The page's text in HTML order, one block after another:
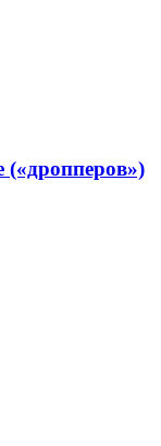
(«дропперов»)